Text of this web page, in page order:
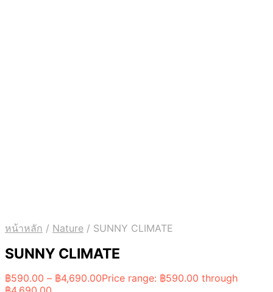
หน้าหลัก / Nature / SUNNY CLIMATE
SUNNY CLIMATE
฿590.00 – ฿4,690.00Price range: ฿590.00 through